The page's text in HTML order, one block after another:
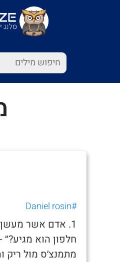
#Daniel rosin
1. אדם אשר מעשן
חלפון הוא
מתמנצ׳ס מול ריק